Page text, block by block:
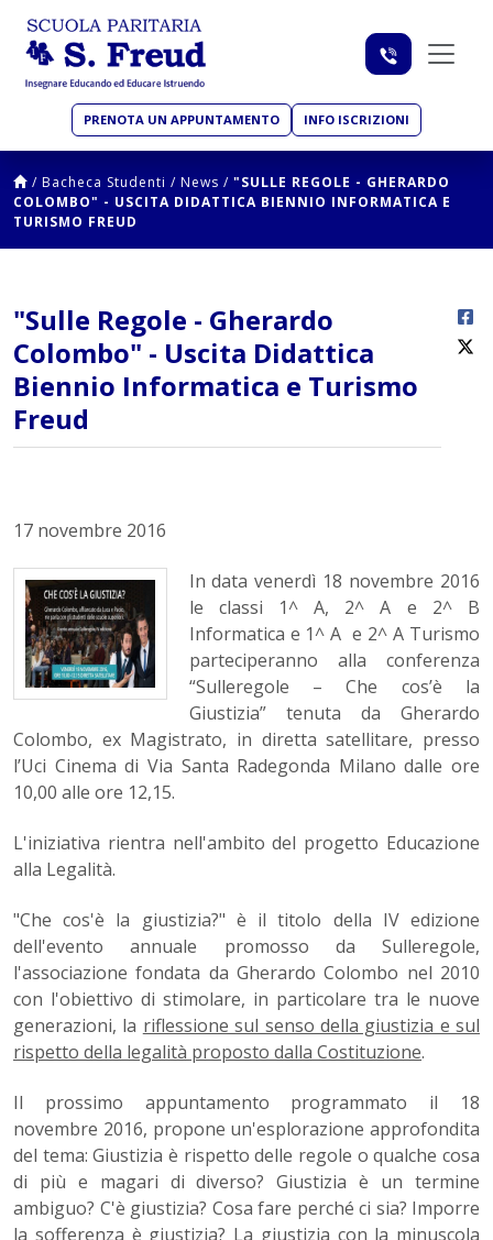
PRENOTA UN APPUNTAMENTO INFO ISCRIZIONI
/ Bacheca Studenti / News / "SULLE REGOLE - GHERARDO
COLOMBO" - USCITA DIDATTICA BIENNIO INFORMATICA E
TURISMO FREUD
"Sulle Regole - Gherardo
Colombo" - Uscita Didattica
Biennio Informatica e Turismo
Freud
17 novembre 2016
In data venerdì 18 novembre 2016
le classi 1^ A, 2^ A e 2^ B
Informatica e 1^ A e 2^ A Turismo
parteciperanno alla conferenza
“Sulleregole – Che cos’è la
Giustizia” tenuta da Gherardo
Colombo, ex Magistrato, in diretta satellitare, presso
l’Uci Cinema di Via Santa Radegonda Milano dalle ore
10,00 alle ore 12,15.
L'iniziativa rientra nell'ambito del progetto Educazione
alla Legalità.
"Che cos'è la giustizia?" è il titolo della IV edizione
dell'evento annuale promosso da Sulleregole,
l'associazione fondata da Gherardo Colombo nel 2010
con l'obiettivo di stimolare, in particolare tra le nuove
generazioni, la riflessione sul senso della giustizia e sul
rispetto della legalità proposto dalla Costituzione.
Il prossimo appuntamento programmato il 18
novembre 2016, propone un'esplorazione approfondita
del tema: Giustizia è rispetto delle regole o qualche cosa
di più e magari di diverso? Giustizia è un termine
ambiguo? C'è giustizia? Cosa fare perché ci sia? Imporre
la sofferenza è giustizia? La giustizia con la minuscola